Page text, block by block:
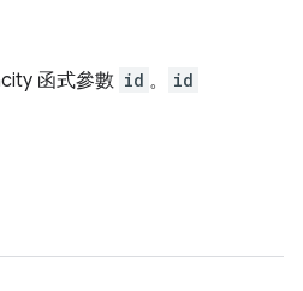
函式參數 id 。 id